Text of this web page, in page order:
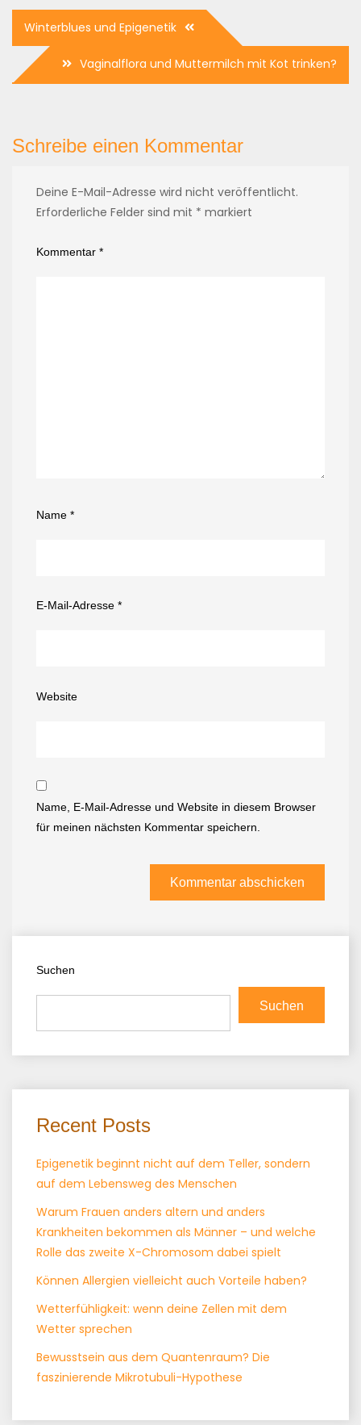
Beitragsnavigation
Winterblues und Epigenetik
Vaginalflora und Muttermilch mit Kot trinken?
Schreibe einen Kommentar
Deine E-Mail-Adresse wird nicht veröffentlicht.
Erforderliche Felder sind mit * markiert
Kommentar *
Name *
E-Mail-Adresse *
Website
Name, E-Mail-Adresse und Website in diesem Browser
für meinen nächsten Kommentar speichern.
Suchen
Suchen
Recent Posts
Epigenetik beginnt nicht auf dem Teller, sondern
auf dem Lebensweg des Menschen
Warum Frauen anders altern und anders
Krankheiten bekommen als Männer – und welche
Rolle das zweite X-Chromosom dabei spielt
Können Allergien vielleicht auch Vorteile haben?
Wetterfühligkeit: wenn deine Zellen mit dem
Wetter sprechen
Bewusstsein aus dem Quantenraum? Die
faszinierende Mikrotubuli-Hypothese